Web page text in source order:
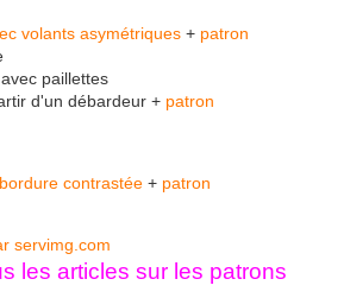
volants asymétriques + patron
avec paillettes
d'un débardeur + patron
contrastée + patron
les articles sur les patrons